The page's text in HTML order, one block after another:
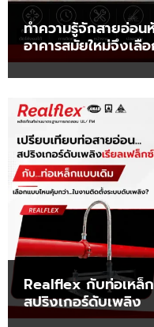
ทำความรู้จักสายอ่อน
อาคารสมัยใหม่จึงเลือ
Realflex กับท่อเหล็
สปริงเกอร์ดับเพลิง